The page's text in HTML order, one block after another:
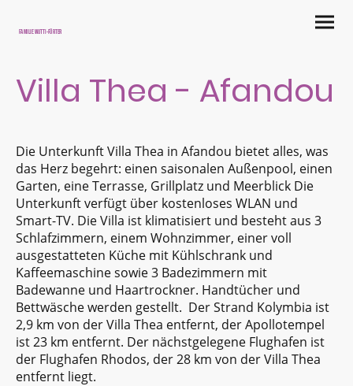
Familie Wutti-Fürter
Villa Thea - Afandou
Die Unterkunft Villa Thea in Afandou bietet alles, was
das Herz begehrt: einen saisonalen Außenpool, einen
Garten, eine Terrasse, Grillplatz und Meerblick Die
Unterkunft verfügt über kostenloses WLAN und
Smart-TV. Die Villa ist klimatisiert und besteht aus 3
Schlafzimmern, einem Wohnzimmer, einer voll
ausgestatteten Küche mit Kühlschrank und
Kaffeemaschine sowie 3 Badezimmern mit
Badewanne und Haartrockner. Handtücher und
Bettwäsche werden gestellt. Der Strand Kolymbia ist
2,9 km von der Villa Thea entfernt, der Apollotempel
ist 23 km entfernt. Der nächstgelegene Flughafen ist
der Flughafen Rhodos, der 28 km von der Villa Thea
entfernt liegt.